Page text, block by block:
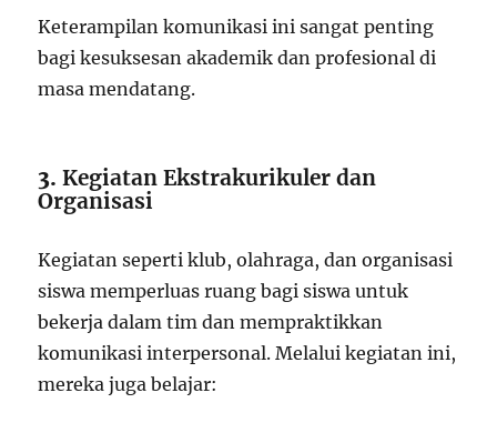
Keterampilan komunikasi ini sangat penting
bagi kesuksesan akademik dan profesional di
masa mendatang.
3.Kegiatan Ekstrakurikuler dan
Organisasi
Kegiatan seperti klub, olahraga, dan organisasi
siswa memperluas ruang bagi siswa untuk
bekerja dalam tim dan mempraktikkan
komunikasi interpersonal. Melalui kegiatan ini,
mereka juga belajar: